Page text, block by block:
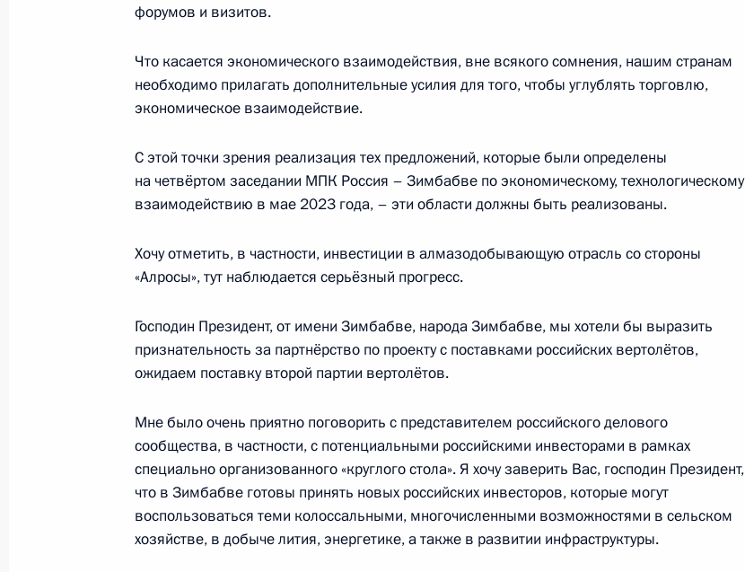
26 июля 2023 года, 18:30 Санкт-Петербург
26 июля 2023 года, 17:00 Санкт-Петербург
25 июля 2023 года, вторник
25 июля 2023 года, 17:25 Москва, Кремль
Совещание с постоянными членами Совета Безопасности
21 июля 2023 года, 13:05 Москва, Кремль
форумов и визитов.
Что касается экономического взаимодействия, вне всякого сомнения, нашим странам
необходимо прилагать дополнительные усилия для того, чтобы углублять торговлю,
экономическое взаимодействие.
С этой точки зрения реализация тех предложений, которые были определены
на четвёртом заседании МПК Россия – Зимбабве по экономическому, технологическому
взаимодействию в мае 2023 года, – эти области должны быть реализованы.
Хочу отметить, в частности, инвестиции в алмазодобывающую отрасль со стороны
«Алросы», тут наблюдается серьёзный прогресс.
Господин Президент, от имени Зимбабве, народа Зимбабве, мы хотели бы выразить
признательность за партнёрство по проекту с поставками российских вертолётов,
ожидаем поставку второй партии вертолётов.
Мне было очень приятно поговорить с представителем российского делового
сообщества, в частности, с потенциальными российскими инвесторами в рамках
специально организованного «круглого стола». Я хочу заверить Вас, господин Президент,
что в Зимбабве готовы принять новых российских инвесторов, которые могут
воспользоваться теми колоссальными, многочисленными возможностями в сельском
хозяйстве, в добыче лития, энергетике, а также в развитии инфраструктуры.